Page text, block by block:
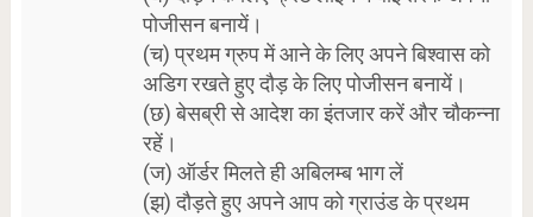
पोजीसन बनायें।
(च) प्रथम ग्रुप में आने के लिए अपने बिश्वास को
अडिग रखते हुए दौड़ के लिए पोजीसन बनायें।
(छ) बेसब्री से आदेश का इंतजार करें और चौकन्ना
रहें।
(ज) ऑर्डर मिलते ही अबिलम्ब भाग लें
(झ) दौड़ते हुए अपने आप को ग्राउंड के प्रथम